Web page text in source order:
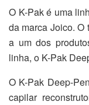
O K-Pak é uma
da marca Joico. O
a um dos
linha, o K-Pak
O K-Pak Deep-
capilar